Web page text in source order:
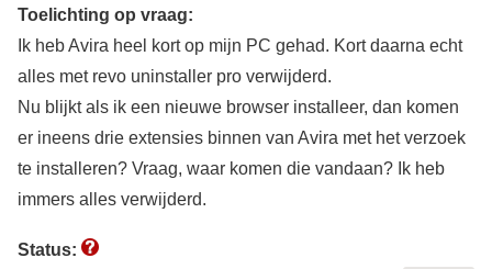
Toelichting op vraag:
Ik heb Avira heel kort op mijn PC gehad. Kort daarna echt
alles met revo uninstaller pro verwijderd.
Nu blijkt als ik een nieuwe browser installeer, dan komen
er ineens drie extensies binnen van Avira met het verzoek
te installeren? Vraag, waar komen die vandaan? Ik heb
immers alles verwijderd.
Status: